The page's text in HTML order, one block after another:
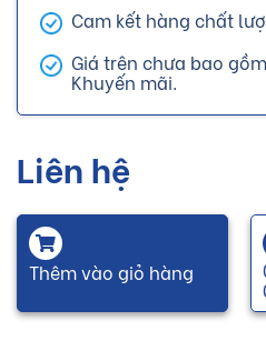
Cam kết hàng chất
Giá trên chưa bao
Khuyến mãi.
Liên hệ
Thêm vào giỏ hàng